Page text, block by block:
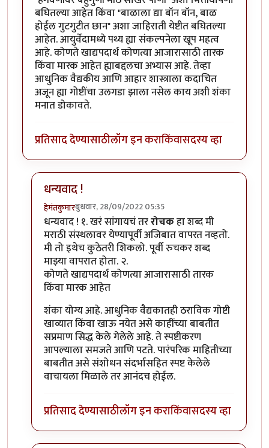
बघितल्या आहेत किंवा "बाळाला द्या बॉन बॉन, बाळ
होईल गुटगुटीत छान" अशा जाहिराती येष्टीत बघितल्या
आहेत. आयुर्वेदामध्ये पथ्य ह्या संकल्पनेला खूप महत्व
आहे. कोणते खाद्यपदार्थ कोणत्या आजारासाठी तारक
किंवा मारक आहेत ह्याबद्दलचा अभ्यास आहे. तेव्हा
आधुनिक वैद्यकीय आणि आहार शास्त्राला कदाचित
अजून ह्या गोष्टींचा उलगडा झाला नसेल काय अशी शंका
मनात डोकावते.
प्रतिसाद देण्यासाठीलॉग इन कराकिंवासदस्य व्हा
धन्यवाद !
हेमंतकुमारबुधवार, 28/09/2022 05:35
In reply toकुमारेक लेखन शैलीचा रोचक लेखby
धन्यवाद ! १. खरं सांगायचं तररोचकहा शब्द मी
मराठी संस्थलावर येण्यापूर्वी अजिबात वापरत नव्हतो.
मी तो इथेच कुठेतरी शिकलो. पूर्वी रुचकर शब्द
माझ्या वापरात होता. २.
कोणते खाद्यपदार्थ कोणत्या आजारासाठी तारक
किंवा मारक आहेत
शंका योग्य आहे. आधुनिक वैद्यकातही ठराविक गोष्टी
खाव्यात किंवा खाऊ नयेत असे काहींच्या बाबतीत
सप्रमाण सिद्ध केले गेलेले आहे. ते स्पष्टीकरण
आपल्याला समजते आणि पटते. पारंपरिक माहितीच्या
बाबतीत असे संशोधन संदर्भासहित स्पष्ट केलेले
वाचायला मिळाले तर आनंदच होईल.
प्रतिसाद देण्यासाठीलॉग इन कराकिंवासदस्य व्हा